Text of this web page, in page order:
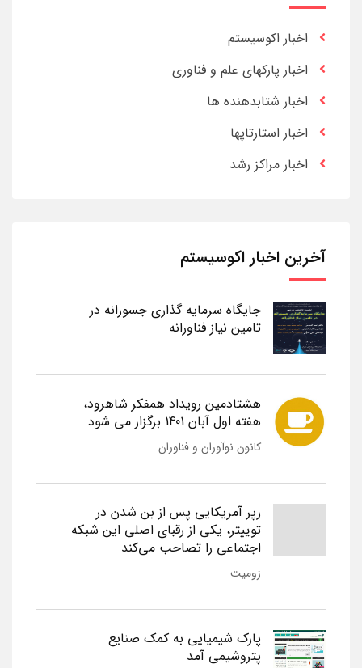
اخبار اکوسیستم
اخبار پارکهای علم و فناوری
اخبار شتابدهنده ها
اخبار استارتاپها
اخبار مراکز رشد
آخرین اخبار اکوسیستم
جایگاه سرمایه گذاری جسورانه در
تامین نیاز فناورانه
هشتادمین رویداد همفکر شاهرود،
هفته اول آبان 1401 برگزار می شود
کانون نوآوران و فناوران
رپر آمریکایی پس از بن شدن در
توییتر، یکی از رقبای اصلی این شبکه
اجتماعی را تصاحب می‌کند
زومیت
پارک شیمیایی به کمک صنایع
پتروشیمی آمد